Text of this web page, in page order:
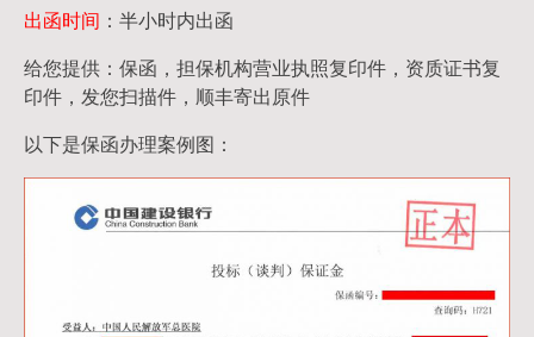
出函时间 ：半小时内出函
给您提供：保函，担保机构营业执照复印件，资质证书复
印件，发您扫描件，顺丰寄出原件
以下是保函办理案例图：